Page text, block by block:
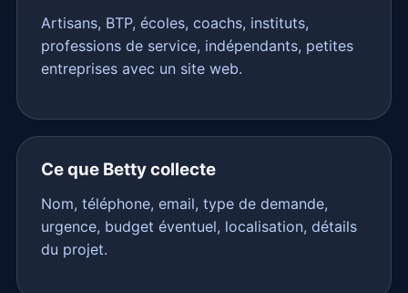
Artisans, BTP, écoles, coachs, instituts,
professions de service, indépendants, petites
entreprises avec un site web.
Ce que Betty collecte
Nom, téléphone, email, type de demande,
urgence, budget éventuel, localisation, détails
du projet.